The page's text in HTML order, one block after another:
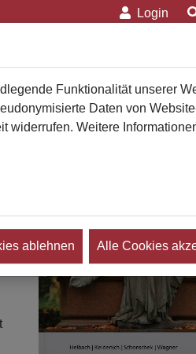
Login
Funktionalität unserer
Daten von
widerrufen. Weitere
ablehnen Alle Cookies